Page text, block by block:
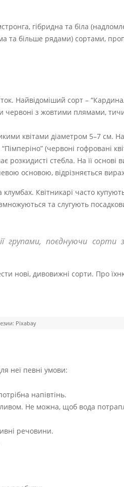
гібридна та біла
та більше рядами) сортами,
Найвідоміший сорт –
червоні з жовтими плямами,
квітами діаметром 5–7 см.
(червоні гофровані
стебла. На її основі
основою, відрізняється
Квітникарі часто
та слугують
групами, поєднуючи сорти
нові, дивовижні сорти. Про
Pixabay
неї певні умови:
напівтінь.
Не можна, щоб вода
речовини.